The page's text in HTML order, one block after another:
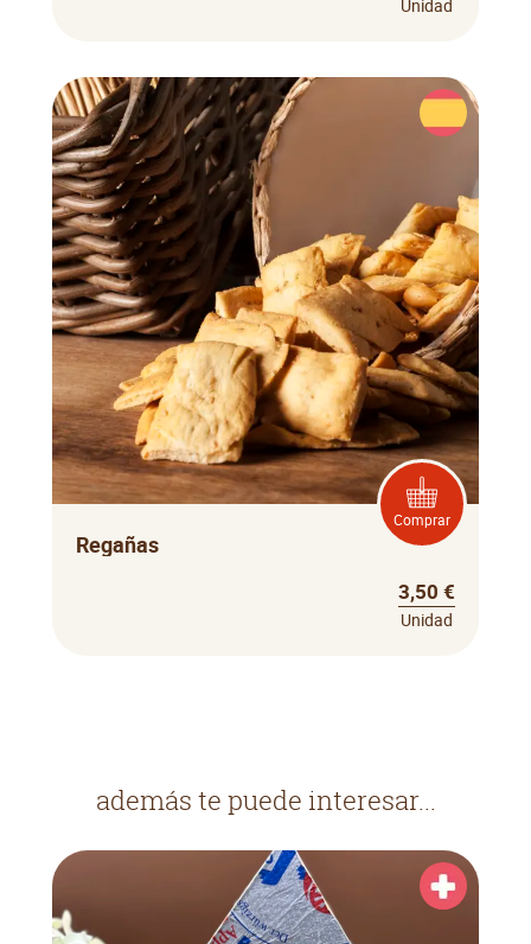
Unidad
Comprar
Regañas
3,50 €
Unidad
además te puede interesar...